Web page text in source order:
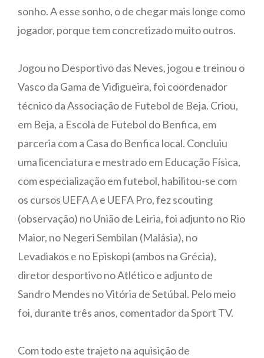
sonho. A esse sonho, o de chegar mais longe como
jogador, porque tem concretizado muito outros.
Jogou no Desportivo das Neves, jogou e treinou o
Vasco da Gama de Vidigueira, foi coordenador
técnico da Associação de Futebol de Beja. Criou,
em Beja, a Escola de Futebol do Benfica, em
parceria com a Casa do Benfica local. Concluiu
uma licenciatura e mestrado em Educação Física,
com especialização em futebol, habilitou-se com
os cursos UEFA A e UEFA Pro, fez scouting
(observação) no União de Leiria, foi adjunto no Rio
Maior, no Negeri Sembilan (Malásia), no
Levadiakos e no Episkopi (ambos na Grécia),
diretor desportivo no Atlético e adjunto de
Sandro Mendes no Vitória de Setúbal. Pelo meio
foi, durante três anos, comentador da Sport TV.
Com todo este trajeto na aquisição de